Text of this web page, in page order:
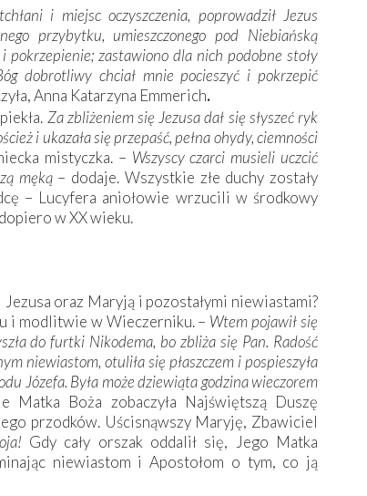
i miejsc oczyszczenia, poprowadził Jezus
przybytku, umieszczonego pod Niebiańską
i pokrzepienie; zastawiono dla nich podobne stoły
dobrotliwy chciał mnie pocieszyć i pokrzepić
Anna Katarzyna Emmerich.
Za zbliżeniem się Jezusa dał się słyszeć ryk
i ukazała się przepaść, pełna ohydy, ciemności
mistyczka. – Wszyscy czarci musieli uczcić
męką – dodaje. Wszystkie złe duchy zostały
– Lucyfera aniołowie wrzucili w środkowy
w XX wieku.
oraz Maryją i pozostałymi niewiastami?
i modlitwie w Wieczerniku. – Wtem pojawił się
do furtki Nikodema, bo zbliża się Pan. Radość
niewiastom, otuliła się płaszczem i pospieszyła
Józefa. Była może dziewiąta godzina wieczorem
Boża zobaczyła Najświętszą Duszę
przodków. Uścisnąwszy Maryję, Zbawiciel
Gdy cały orszak oddalił się, Jego Matka
niewiastom i Apostołom o tym, co ją